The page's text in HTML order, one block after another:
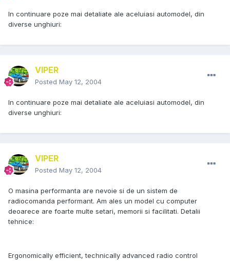
In continuare poze mai detaliate ale aceluiasi automodel, din
diverse unghiuri:
VIPER
Posted May 12, 2004
In continuare poze mai detaliate ale aceluiasi automodel, din
diverse unghiuri:
VIPER
Posted May 12, 2004
O masina performanta are nevoie si de un sistem de
radiocomanda performant. Am ales un model cu computer
deoarece are foarte multe setari, memorii si facilitati. Detalii
tehnice:
Ergonomically efficient, technically advanced radio control